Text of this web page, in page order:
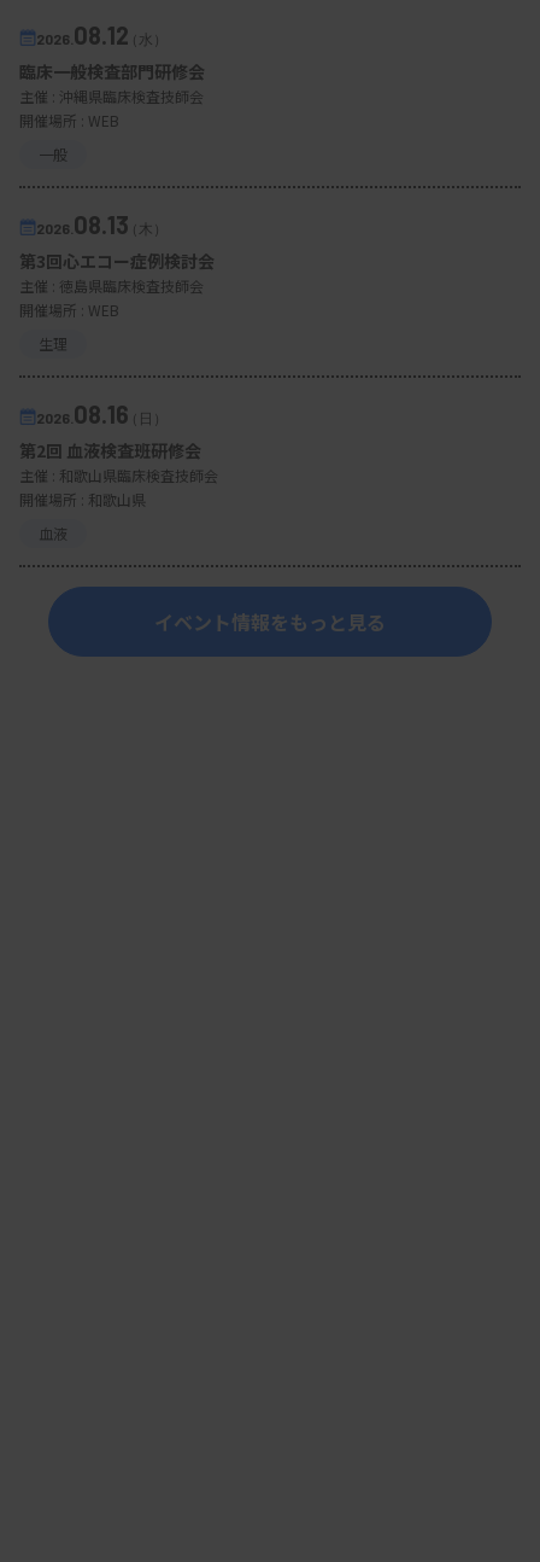
2026. 08.12（水）
臨床一般検査部門研修会
主催 : 沖縄県臨床検査技師会
開催場所 : WEB
一般
2026. 08.13（木）
第3回心エコー症例検討会
主催 : 徳島県臨床検査技師会
開催場所 : WEB
生理
2026. 08.16（日）
第2回 血液検査班研修会
主催 : 和歌山県臨床検査技師会
開催場所 : 和歌山県
血液
イベント情報をもっと見る